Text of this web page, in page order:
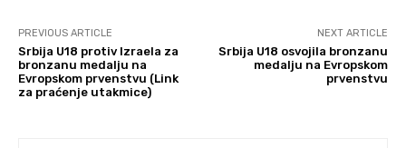
PREVIOUS ARTICLE
Srbija U18 protiv Izraela za
bronzanu medalju na
Evropskom prvenstvu (Link
za praćenje utakmice)
NEXT ARTICLE
Srbija U18 osvojila bronzanu
medalju na Evropskom
prvenstvu